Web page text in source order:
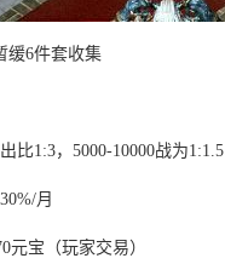
缓6件套收集
比1:3，5000-10000战为1:1.5
月
元宝（玩家交易）